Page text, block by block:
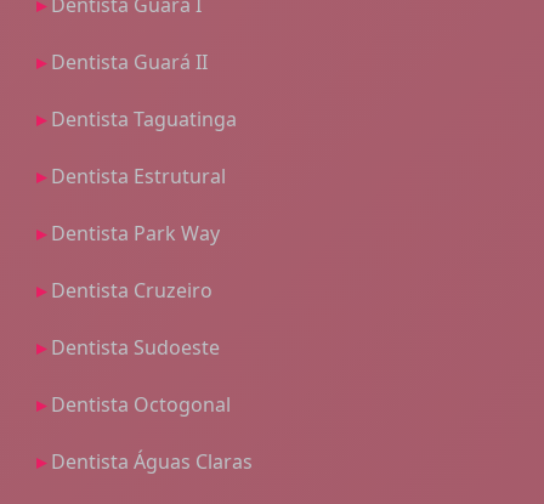
Dentista Guará II
Dentista Taguatinga
Dentista Estrutural
Dentista Park Way
Dentista Cruzeiro
Dentista Sudoeste
Dentista Octogonal
Dentista Águas Claras